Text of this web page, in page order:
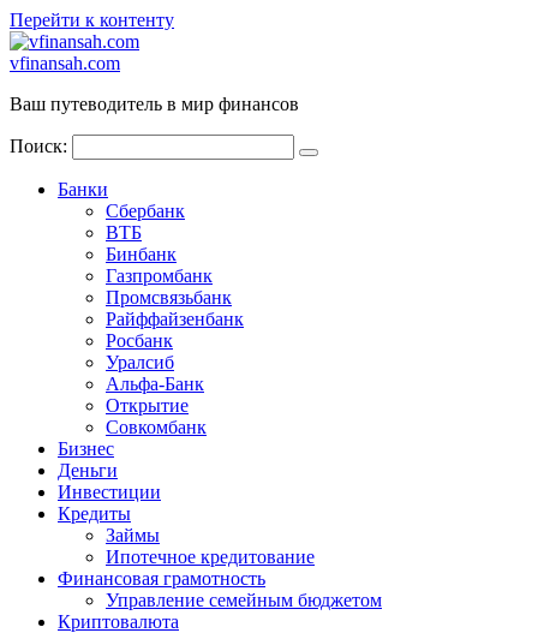
Перейти к контенту
vfinansah.com
Ваш путеводитель в мир финансов
Поиск:
Банки
Сбербанк
ВТБ
Бинбанк
Газпромбанк
Промсвязьбанк
Райффайзенбанк
Росбанк
Уралсиб
Альфа-Банк
Открытие
Совкомбанк
Бизнес
Деньги
Инвестиции
Кредиты
Займы
Ипотечное кредитование
Финансовая грамотность
Управление семейным бюджетом
Криптовалюта